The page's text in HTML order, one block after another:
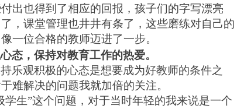
出也得到了相应的回报，孩子们的字写漂亮
，课堂管理也井井有条了，这些磨练对自己的
一位合格的教师迈进了一步。
态，保持对教育工作的热爱。
乐观积极的心态是想要成为好教师的条件之
难解决的问题我就加倍的关注。
生”这个问题，对于当时年轻的我来说是一个